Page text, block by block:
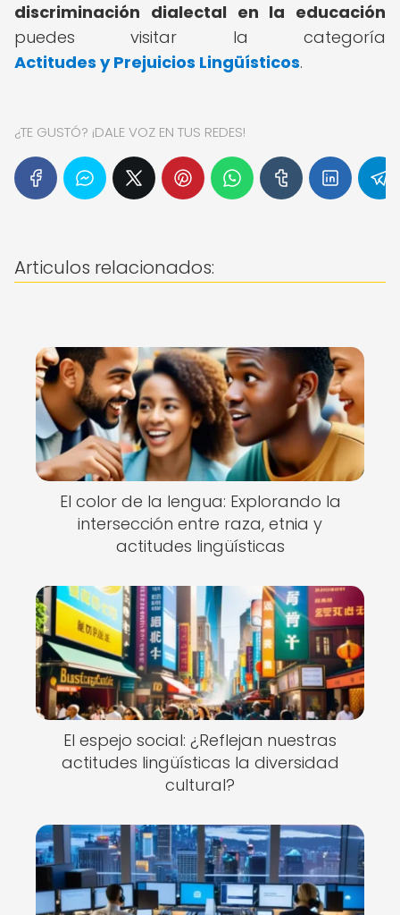
discriminación dialectal en la educación
puedes visitar la categoría
Actitudes y Prejuicios Lingüísticos.
¿TE GUSTÓ? ¡DALE VOZ EN TUS REDES!
Articulos relacionados:
El color de la lengua: Explorando la
intersección entre raza, etnia y
actitudes lingüísticas
El espejo social: ¿Reflejan nuestras
actitudes lingüísticas la diversidad
cultural?